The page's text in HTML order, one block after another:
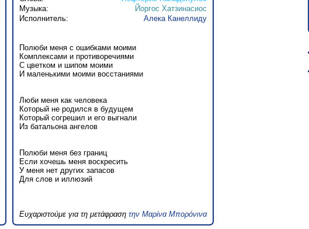
Музыка:
Йоргос Хатзинасиос
Исполнитель:
Алека Канеллиду
Полюби меня с ошибками моими
Комплексами и противоречиями
С цветком и шипом моими
И маленькими моими восстаниями
Люби меня как человека
Который не родился в будущем
Который согрешил и его выгнали
Из батальона ангелов
Полюби меня без границ
Если хочешь меня воскресить
У меня нет других запасов
Для слов и иллюзий
Ευχαριστούμε για τη μετάφραση την Μαρίνα Μπορόνινα